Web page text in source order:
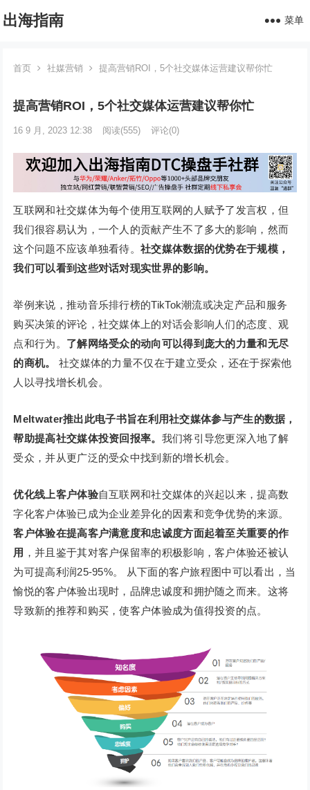
出海指南 菜单
首页 社媒营销 提高营销ROI，5个社交媒体运营建议帮你忙
提高营销ROI，5个社交媒体运营建议帮你忙
16 9 月, 2023 12:38 阅读(555) 评论(0)
互联网和社交媒体为每个使用互联网的人赋予了发言权，但
我们很容易认为，一个人的贡献产生不了多大的影响，然而
这个问题不应该单独看待。社交媒体数据的优势在于规模，
我们可以看到这些对话对现实世界的影响。
举例来说，推动音乐排行榜的TikTok潮流或决定产品和服务
购买决策的评论，社交媒体上的对话会影响人们的态度、观
点和行为。 了解网络受众的动向可以得到庞大的力量和无尽
的商机。 社交媒体的力量不仅在于建立受众，还在于探索他
人以寻找增长机会。
Meltwater推出此电子书旨在利用社交媒体参与产生的数据，
帮助提高社交媒体投资回报率。 我们将引导您更深入地了解
受众，并从更广泛的受众中找到新的增长机会。
优化线上客户体验自互联网和社交媒体的兴起以来，提高数
字化客户体验已成为企业差异化的因素和竞争优势的来源。
客户体验在提高客户满意度和忠诚度方面起着至关重要的作
用 ，并且鉴于其对客户保留率的积极影响，客户体验还被认
为可提高利润25-95%。 从下面的客户旅程图中可以看出，当
愉悦的客户体验出现时，品牌忠诚度和拥护随之而来。这将
导致新的推荐和购买，使客户体验成为值得投资的点。